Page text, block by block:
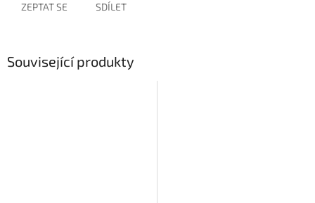
ZEPTAT SE SDÍLET
Související produkty